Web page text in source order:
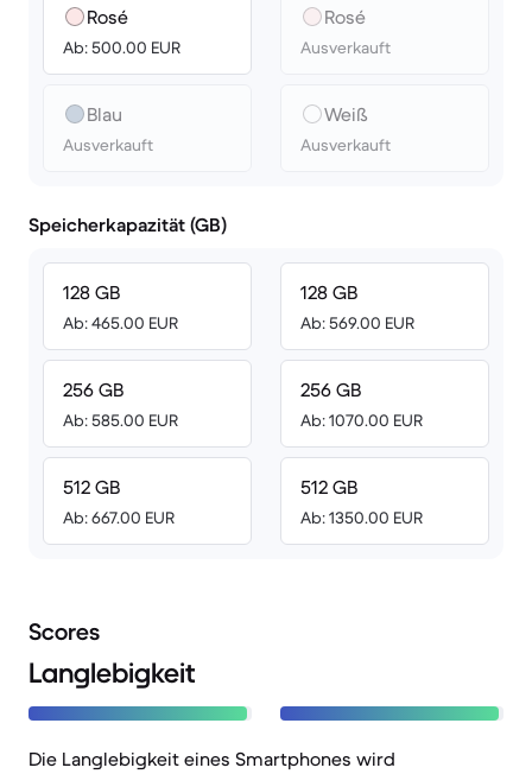
Rosé
Ab: 500.00 EUR
Blau
Ausverkauft
Rosé
Ausverkauft
Weiß
Ausverkauft
Speicherkapazität (GB)
128 GB
Ab: 465.00 EUR
256 GB
Ab: 585.00 EUR
512 GB
Ab: 667.00 EUR
128 GB
Ab: 569.00 EUR
256 GB
Ab: 1070.00 EUR
512 GB
Ab: 1350.00 EUR
Scores
Langlebigkeit
Die Langlebigkeit eines Smartphones wird